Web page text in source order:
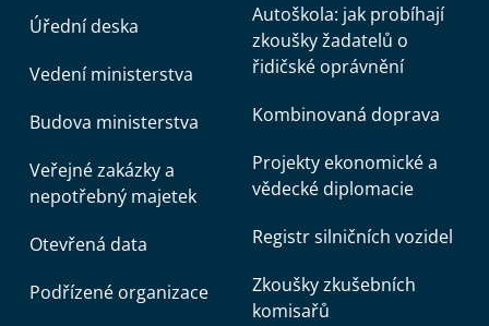
Úřední deska
Vedení ministerstva
Budova ministerstva
Veřejné zakázky a
nepotřebný majetek
Otevřená data
Podřízené organizace
Autoškola: jak probíhají
zkoušky žadatelů o
řidičské oprávnění
Kombinovaná doprava
Projekty ekonomické a
vědecké diplomacie
Registr silničních vozidel
Zkoušky zkušebních
komisařů